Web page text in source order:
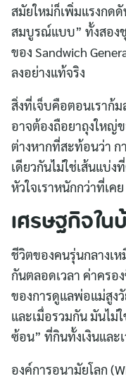
สมัยใหม่ก็เพิ่มแรงกด
สมบูรณ์แบบ” ทั้งสอง
ของ Sandwich
ลงอย่างแท้จริง
สิ่งที่เจ็บคือตอนเราก้ม
อาจต้องถือยาถุงใหญ่
ต่างหากที่สะท้อนว่า ก
เดียวกันไม่ใช่เส้นแบ่
หัวใจเราหนักกว่าที่เคย
เศรษฐกิจใน
ชีวิตของคนรุ่นกลางเ
กันตลอดเวลา ค่าครอ
ของการดูแลพ่อแม่สูง
และเมื่อรวมกัน มันไม่
ซ้อน” ที่กินทั้งเงินและ
องค์การอนามัยโลก